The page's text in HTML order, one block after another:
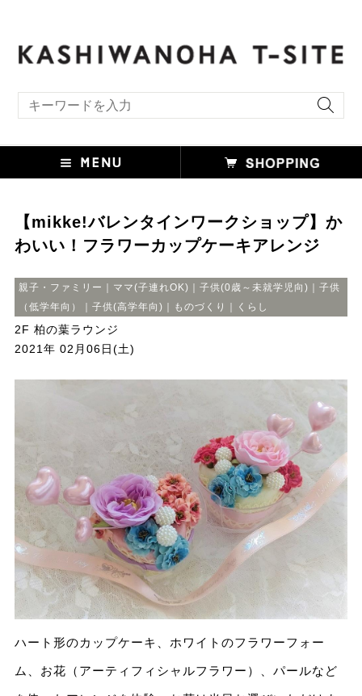
【mikke!バレンタインワークショップ】か
わいい！フラワーカップケーキアレンジ
親子・ファミリー｜ママ(子連れOK)｜子供(0歳～未就学児向)｜子供
（低学年向）｜子供(高学年向)｜ものづくり｜くらし
2F 柏の葉ラウンジ
2021年 02月06日(土)
ハート形のカップケーキ、ホワイトのフラワーフォー
ム、お花（アーティフィシャルフラワー）、パールなど